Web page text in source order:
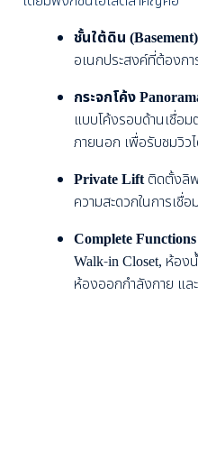
ชั้นใต้ดิน (Basement)
อเนกประสงค์ที่ต้องก
กระจกโค้ง
แบบโค้งรอบด้านเชื่อ
ภายนอก เพื่อรับชมวิว
Private Lift ติดตั้งลิ
ความสะดวกในการเชื่
Complete Functions
Walk-in Closet, ห้อง
ห้องออกกำลังกาย แล